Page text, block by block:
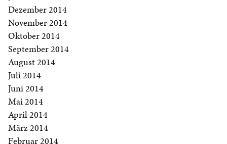
Dezember 2014
November 2014
Oktober 2014
September 2014
August 2014
Juli 2014
Juni 2014
Mai 2014
April 2014
März 2014
Februar 2014